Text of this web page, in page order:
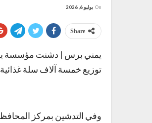
On يوليو 6, 2026
Share
يمني برس | دشنت مؤسسة يمن
توزيع خمسة آلاف سلة
وفي التدشين بمركز